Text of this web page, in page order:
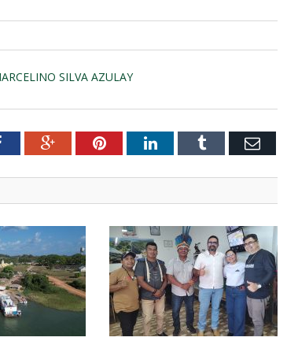
SILVA AZULAY
FacebookGoogle+PinterestLinkedInTumblr